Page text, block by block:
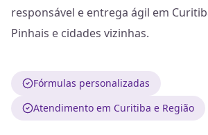
responsável e entrega ágil em
Pinhais e cidades vizinhas.
Fórmulas personalizadas
Atendimento em Curitiba e Região